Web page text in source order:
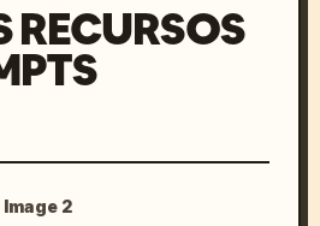
RECURSOS
2